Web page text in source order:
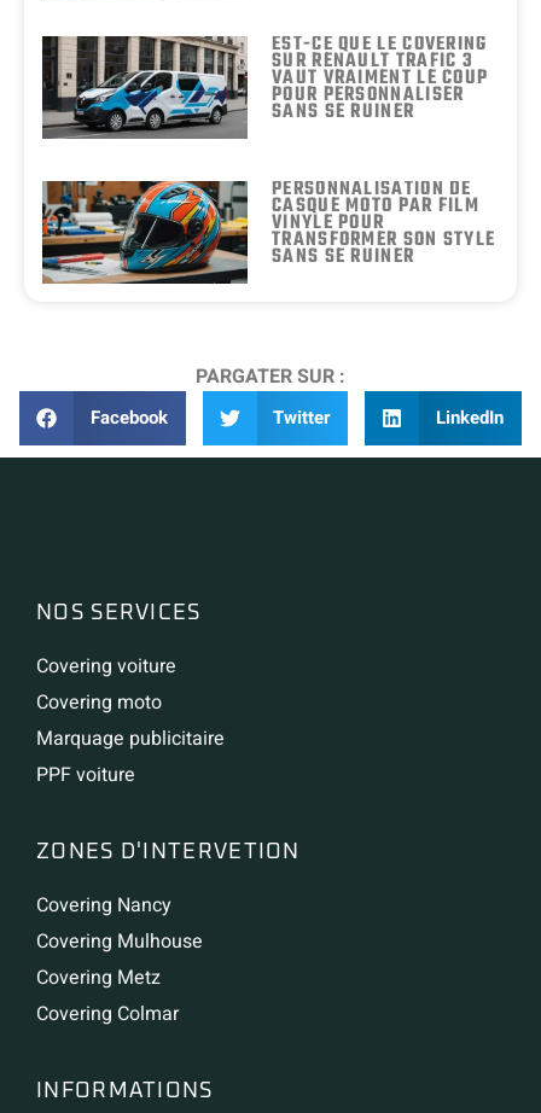
EST-CE QUE LE COVERING
SUR RENAULT TRAFIC 3
VAUT VRAIMENT LE COUP
POUR PERSONNALISER
SANS SE RUINER
PERSONNALISATION DE
CASQUE MOTO PAR FILM
VINYLE POUR
TRANSFORMER SON STYLE
SANS SE RUINER
PARGATER SUR :
Facebook Twitter LinkedIn
NOS SERVICES
Covering voiture
Covering moto
Marquage publicitaire
PPF voiture
ZONES D'INTERVETION
Covering Nancy
Covering Mulhouse
Covering Metz
Covering Colmar
INFORMATIONS